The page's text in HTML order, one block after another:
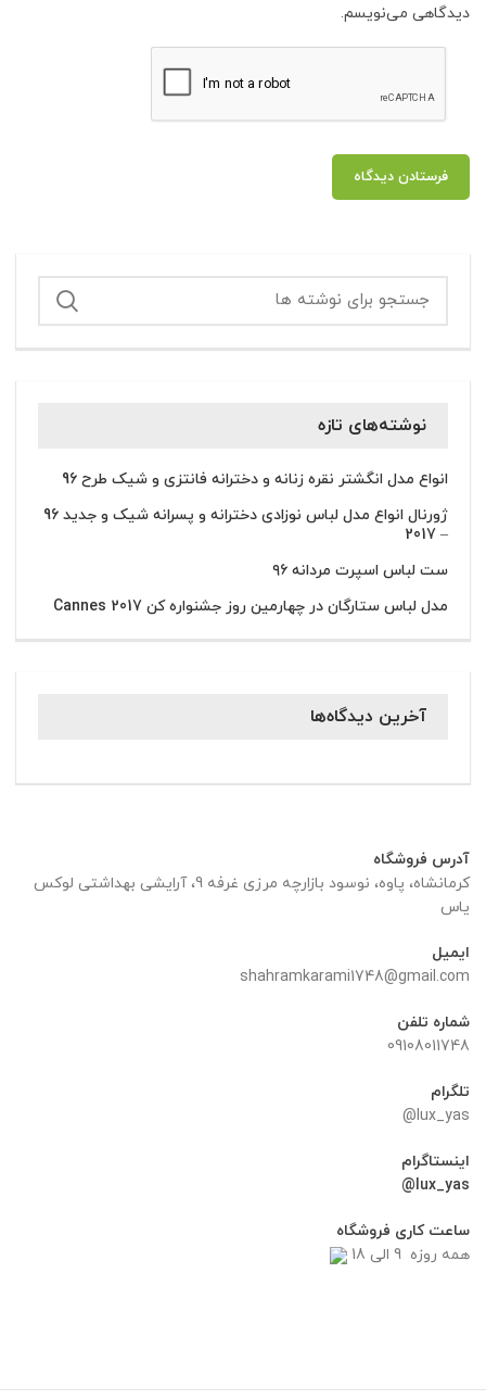
دیدگاهی می‌نویسم.
نوشته‌های تازه
انواع مدل انگشتر نقره زنانه و دخترانه فانتزی و شیک طرح 96
ژورنال انواع مدل لباس نوزادی دخترانه و پسرانه شیک و جدید 96
– 2017
ست لباس اسپرت مردانه ۹۶
مدل لباس ستارگان در چهارمین روز جشنواره کن 2017 Cannes
آخرین دیدگاه‌ها
آدرس فروشگاه
کرمانشاه، پاوه، نوسود بازارچه مرزی غرفه 9، آرایشی بهداشتی لوکس
یاس
ایمیل
shahramkarami1748@gmail.com
شماره تلفن
09108011748
تلگرام
lux_yas@
اینستاگرام
lux_yas@
ساعت کاری فروشگاه
همه روزه 9 الی 18